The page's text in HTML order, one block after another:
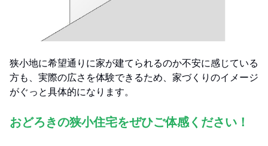
狭小地に希望通りに家が建てられるのか不安に感じている
方も、実際の広さを体験できるため、家づくりのイメージ
がぐっと具体的になります。
おどろきの狭小住宅をぜひご体感ください！